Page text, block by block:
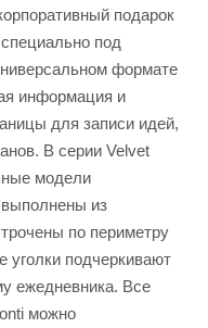
подарок
под
формате
информация и
для записи идей,
В серии Velvet
модели
из
по периметру
уголки подчеркивают
ежедневника. Все
можно